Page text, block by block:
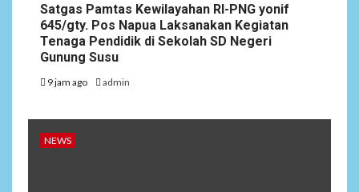
Satgas Pamtas Kewilayahan RI-PNG yonif
645/gty. Pos Napua Laksanakan Kegiatan
Tenaga Pendidik di Sekolah SD Negeri
Gunung Susu
9 jam ago admin
NEWS